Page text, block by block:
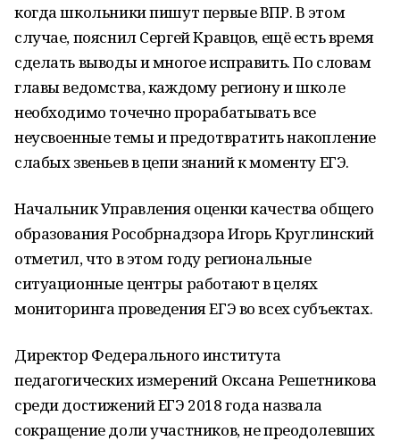
когда школьники пишут первые ВПР. В этом
случае, пояснил Сергей Кравцов, ещё есть время
сделать выводы и многое исправить. По словам
главы ведомства, каждому региону и школе
необходимо точечно прорабатывать все
неусвоенные темы и предотвратить накопление
слабых звеньев в цепи знаний к моменту ЕГЭ.
Начальник Управления оценки качества общего
образования Рособрнадзора Игорь Круглинский
отметил, что в этом году региональные
ситуационные центры работают в целях
мониторинга проведения ЕГЭ во всех субъектах.
Директор Федерального института
педагогических измерений Оксана Решетникова
среди достижений ЕГЭ 2018 года назвала
сокращение доли участников, не преодолевших